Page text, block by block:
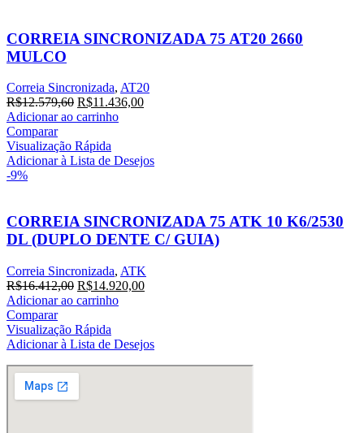
CORREIA SINCRONIZADA 75 AT20 2660
MULCO
Correia Sincronizada, AT20
R$12.579,60 O
preço
era:
R$12.579,60.
R$11.436,00O
R$11.436,00.
Adicionar ao carrinho
Comparar
Visualização Rápida
Adicionar à Lista de Desejos
-9%
CORREIA SINCRONIZADA 75 ATK 10 K6/2530
DL (DUPLO DENTE C/ GUIA)
Correia Sincronizada, ATK
R$16.412,00 O
preço
era:
R$16.412,00.
R$14.920,00O
R$14.920,00.
Adicionar ao carrinho
Comparar
Visualização Rápida
Adicionar à Lista de Desejos